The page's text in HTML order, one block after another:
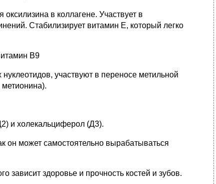
в коллагене. Участвует в
Стабилизирует витамин Е, который легко
В9
участвуют в переносе метильной
метионина).
и холекальциферол (Д3).
он может самостоятельно вырабатываться
зависит здоровье и прочность костей и зубов.